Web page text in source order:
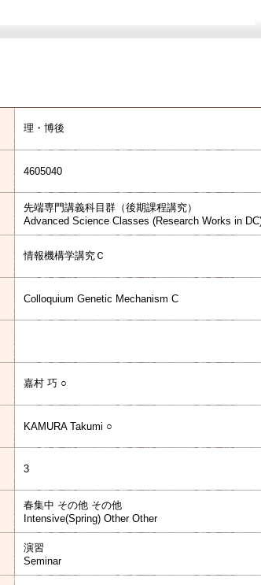
理・博後
4605040
先端専門講義科目群（後期課程講究）
Advanced Science Classes (Research Works in
情報機構学講究Ｃ
Colloquium Genetic Mechanism C
嘉村 巧 ○
KAMURA Takumi ○
3
春集中 その他 その他
Intensive(Spring) Other Other
演習
Seminar